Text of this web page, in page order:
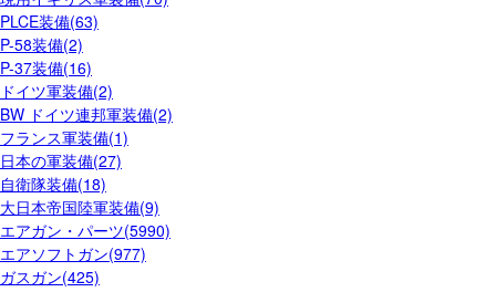
PLCE装備(63)
P-58装備(2)
P-37装備(16)
ドイツ軍装備(2)
BW ドイツ連邦軍装備(2)
フランス軍装備(1)
日本の軍装備(27)
自衛隊装備(18)
大日本帝国陸軍装備(9)
エアガン・パーツ(5990)
エアソフトガン(977)
ガスガン(425)